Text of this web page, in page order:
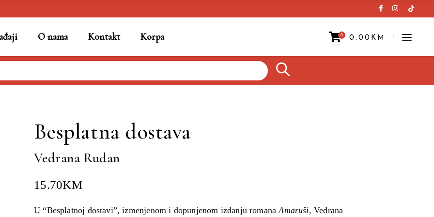
O nama Kontakt Korpa 0 0.00 KM
Prazna korpa.
Besplatna dostava
Vedrana Rudan
15.70KM
U “Besplatnoj dostavi”, izmenjenom i dopunjenom izdanju romanaAmaruši, Vedrana